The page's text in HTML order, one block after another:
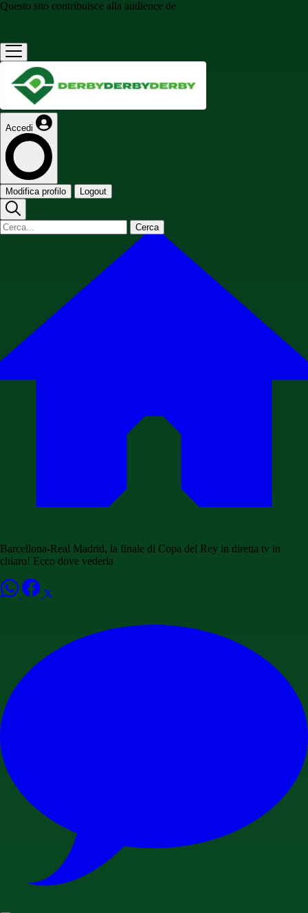
Questo sito contribuisce alla audience de
Accedi
Modifica profilo Logout
Cerca
Barcellona-Real Madrid, la finale di Copa del Rey in diretta tv in
chiaro! Ecco dove vederla